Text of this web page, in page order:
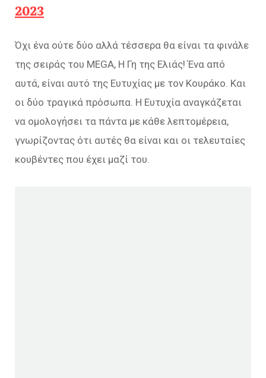
2023
Όχι ένα ούτε δύο αλλά τέσσερα θα είναι τα φινάλε
της σειράς του MEGA, Η Γη της Ελιάς! Ένα από
αυτά, είναι αυτό της Ευτυχίας με τον Κουράκο. Και
οι δύο τραγικά πρόσωπα. Η Ευτυχία αναγκάζεται
να ομολογήσει τα πάντα με κάθε λεπτομέρεια,
γνωρίζοντας ότι αυτές θα είναι και οι τελευταίες
κουβέντες που έχει μαζί του.